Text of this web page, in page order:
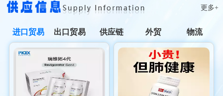
更多+
进口贸易 出口贸易 供应链 外贸 物流